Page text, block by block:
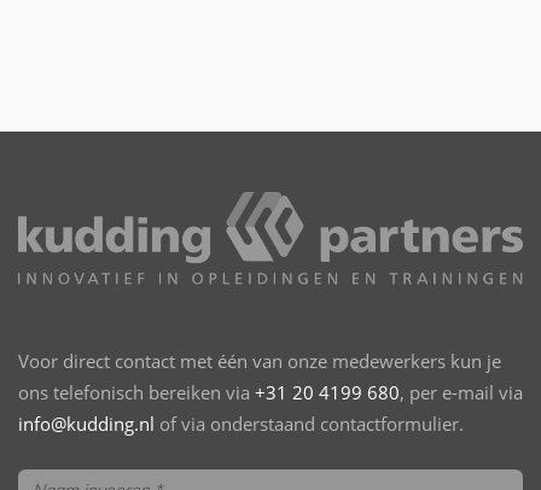
Voor direct contact met één van onze medewerkers kun je
ons telefonisch bereiken via +31 20 4199 680, per e-mail via
info@kudding.nl of via onderstaand contactformulier.